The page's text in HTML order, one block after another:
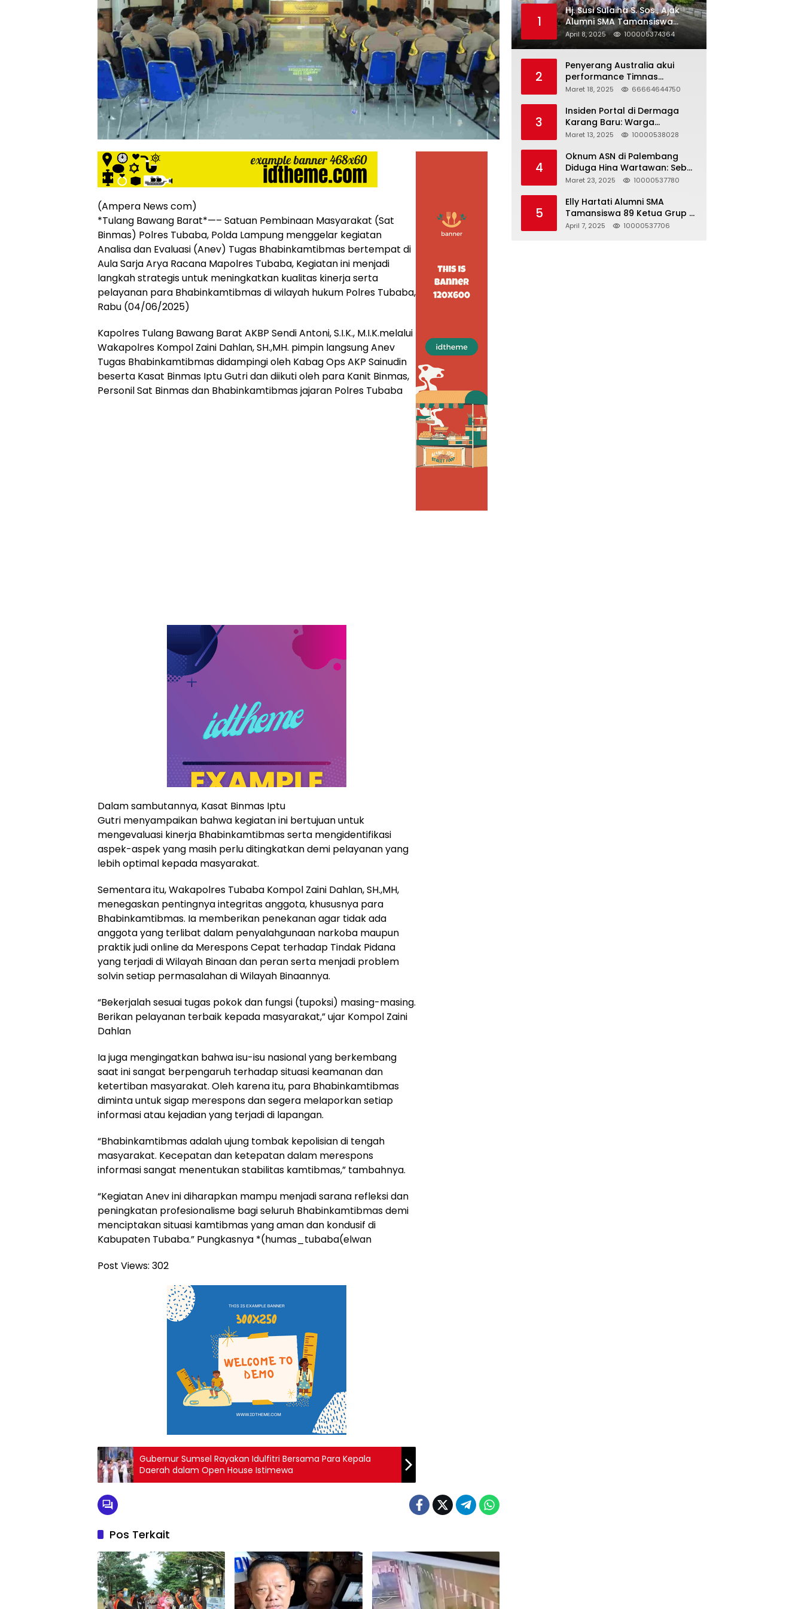
siber
lebih
eksklusif,
bergaya
trendi,
mengandung
unsur
edukasi,
gaya
hidup,
hiburan,
bebas
dari
SARA,
narkoba
dan
berita
asusila
Media
Cetak
dan
Online
Ampera
News
(Ampera News com)
*Tulang Bawang Barat*—– Satuan Pembinaan Masyarakat (Sat
Binmas) Polres Tubaba, Polda Lampung menggelar kegiatan
Analisa dan Evaluasi (Anev) Tugas Bhabinkamtibmas bertempat di
Aula Sarja Arya Racana Mapolres Tubaba, Kegiatan ini menjadi
langkah strategis untuk meningkatkan kualitas kinerja serta
pelayanan para Bhabinkamtibmas di wilayah hukum Polres Tubaba,
Rabu (04/06/2025)
Kapolres Tulang Bawang Barat AKBP Sendi Antoni, S.I.K., M.I.K.melalui
Wakapolres Kompol Zaini Dahlan, SH.,MH. pimpin langsung Anev
Tugas Bhabinkamtibmas didampingi oleh Kabag Ops AKP Sainudin
beserta ⁠Kasat Binmas Iptu Gutri dan diikuti oleh para Kanit Binmas,
Personil Sat Binmas dan Bhabinkamtibmas jajaran Polres Tubaba
Dalam sambutannya, Kasat Binmas Iptu
Gutri menyampaikan bahwa kegiatan ini bertujuan untuk
mengevaluasi kinerja Bhabinkamtibmas serta mengidentifikasi
aspek-aspek yang masih perlu ditingkatkan demi pelayanan yang
lebih optimal kepada masyarakat.
Sementara itu, Wakapolres Tubaba Kompol Zaini Dahlan, SH.,MH,
menegaskan pentingnya integritas anggota, khususnya para
Bhabinkamtibmas. Ia memberikan penekanan agar tidak ada
anggota yang terlibat dalam penyalahgunaan narkoba maupun
praktik judi online da Merespons Cepat terhadap Tindak Pidana
yang terjadi di Wilayah Binaan dan peran serta menjadi problem
solvin setiap permasalahan di Wilayah Binaannya.
“Bekerjalah sesuai tugas pokok dan fungsi (tupoksi) masing-masing.
Berikan pelayanan terbaik kepada masyarakat,” ujar Kompol Zaini
Dahlan
Ia juga mengingatkan bahwa isu-isu nasional yang berkembang
saat ini sangat berpengaruh terhadap situasi keamanan dan
ketertiban masyarakat. Oleh karena itu, para Bhabinkamtibmas
diminta untuk sigap merespons dan segera melaporkan setiap
informasi atau kejadian yang terjadi di lapangan.
“Bhabinkamtibmas adalah ujung tombak kepolisian di tengah
masyarakat. Kecepatan dan ketepatan dalam merespons
informasi sangat menentukan stabilitas kamtibmas,” tambahnya.
“Kegiatan Anev ini diharapkan mampu menjadi sarana refleksi dan
peningkatan profesionalisme bagi seluruh Bhabinkamtibmas demi
menciptakan situasi kamtibmas yang aman dan kondusif di
Kabupaten Tubaba.” Pungkasnya *(humas_tubaba(elwan
Post Views: 302
Gubernur Sumsel Rayakan Idulfitri Bersama Para Kepala
Daerah dalam Open House Istimewa
Pos Terkait
1
Hj. Susi Sulaiha S. Sos., Ajak
Alumni SMA Tamansiswa
Palembang Angkatan 91 Halal
Bihalal
April 8, 2025 100005374364
2
Penyerang Australia akui
performance Timnas
Indonesia
Maret 18, 2025 66664644750
3
Insiden Portal di Dermaga
Karang Baru: Warga
Klarifikasi dan Kritik
Akurat
Maret 13, 2025 10000538028
4
Oknum ASN di Palembang
Diduga Hina Wartawan: Sebut
Profesi Jurnalis Hanya
Berujung Dugaan
Pelanggaran UU ITE!
Maret 23, 2025 10000537780
5
Elly Hartati Alumni SMA
Tamansiswa 89 Ketua Grup S
4 Laksanakan Giat
April 7, 2025 10000537706